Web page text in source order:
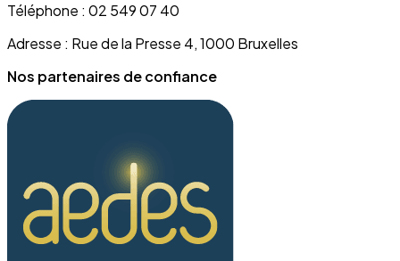
Téléphone : 02 549 07 40
Adresse : Rue de la Presse 4, 1000 Bruxelles
Nos partenaires de confiance